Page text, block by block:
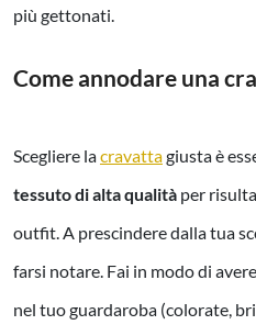
più gettonati.
Come annodare una
Scegliere lacravattagiusta è
tessuto di alta qualità per
outfit. A prescindere dalla tua
farsi notare. Fai in modo di
nel tuo guardaroba (colorate,